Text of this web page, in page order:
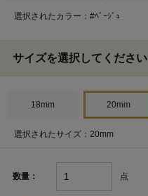
選択されたカラー：#ﾍﾞｰｼﾞｭ
サイズを選択してください
18mm 20mm
選択されたサイズ：20mm
数量： 点